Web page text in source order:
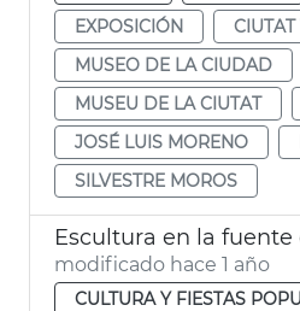
EXPOSICIÓN
MUSEO DE LA CIUDAD
MUSEU DE LA CIUTAT
JOSÉ LUIS MORENO
SILVESTRE MOROS
modificado hace 1 año
CULTURA Y FIESTAS